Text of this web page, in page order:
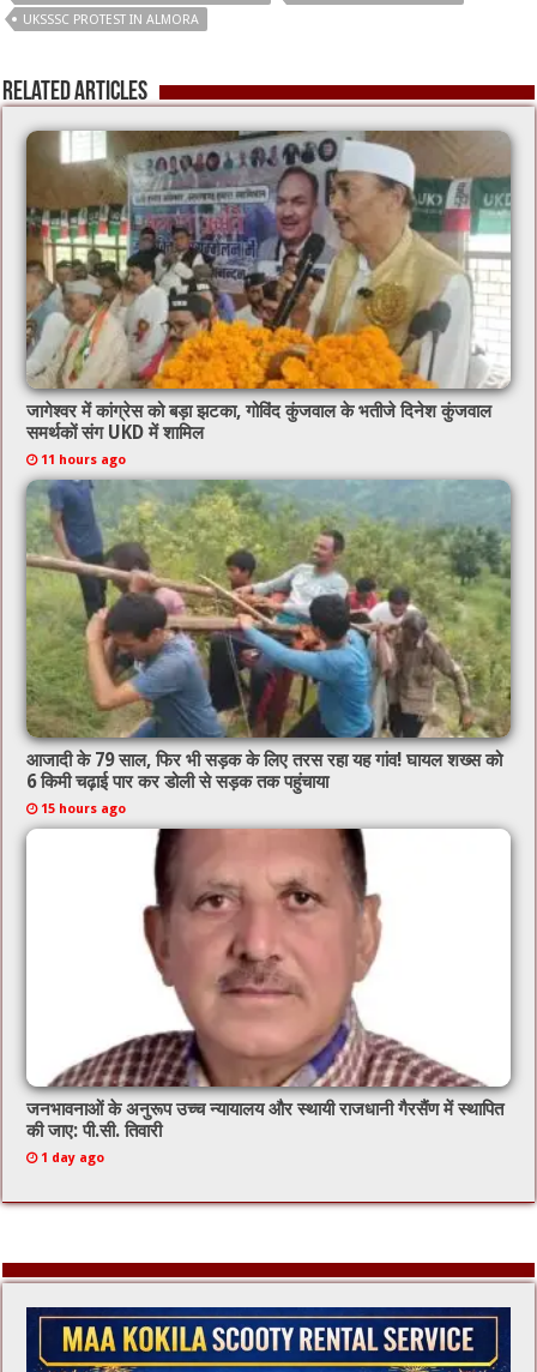
o
k
UKSSSC PROTEST IN ALMORA
Related Articles
जागेश्वर में कांग्रेस को बड़ा झटका, गोविंद कुंजवाल के भतीजे दिनेश कुंजवाल
समर्थकों संग UKD में शामिल
11 hours ago
आजादी के 79 साल, फिर भी सड़क के लिए तरस रहा यह गांव! घायल शख्स को
6 किमी चढ़ाई पार कर डोली से सड़क तक पहुंचाया
15 hours ago
जनभावनाओं के अनुरूप उच्च न्यायालय और स्थायी राजधानी गैरसैंण में स्थापित
की जाए: पी.सी. तिवारी
1 day ago